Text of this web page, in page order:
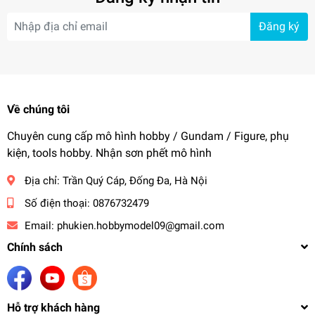
Đăng ký
Về chúng tôi
Chuyên cung cấp mô hình hobby / Gundam / Figure, phụ
kiện, tools hobby. Nhận sơn phết mô hình
Địa chỉ: Trần Quý Cáp, Đống Đa, Hà Nội
Số điện thoại: 0876732479
Email: phukien.hobbymodel09@gmail.com
Chính sách
Hỗ trợ khách hàng